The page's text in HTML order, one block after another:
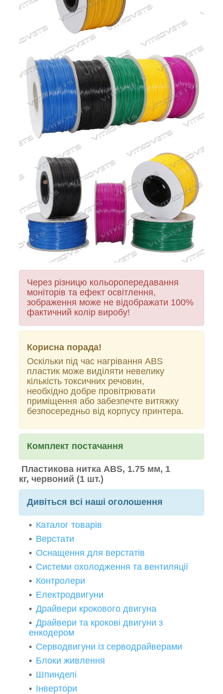
Через різницю кольоропередавання
моніторів та ефект освітлення,
зображення може не відображати 100%
фактичний колір виробу!
Корисна порада!
Оскільки під час нагрівання ABS
пластик може виділяти невелику
кількість токсичних речовин,
необхідно добре провітрювати
приміщення або забезпечте витяжку
безпосередньо від корпусу принтера.
Комплект постачання
Пластикова нитка ABS, 1.75 мм, 1
кг, червоний (1 шт.)
Дивіться всі наші оголошення
Каталог товарів
Верстати
Оснащення для верстатів
Системи охолодження та вентиляції
Контролери
Електродвигуни
Драйвери крокового двигуна
Драйвери та крокові двигуни з
енкодером
Серводвигуни із серводрайверами
Блоки живлення
Шпинделі
Інвертори